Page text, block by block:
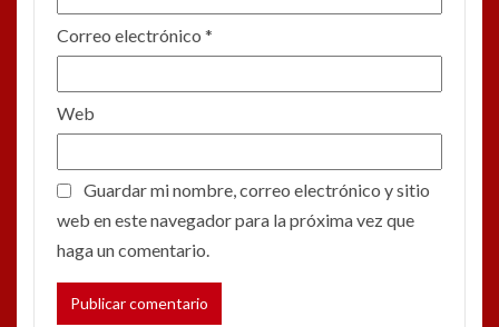
Correo electrónico *
Web
Guardar mi nombre, correo electrónico y sitio
web en este navegador para la próxima vez que
haga un comentario.